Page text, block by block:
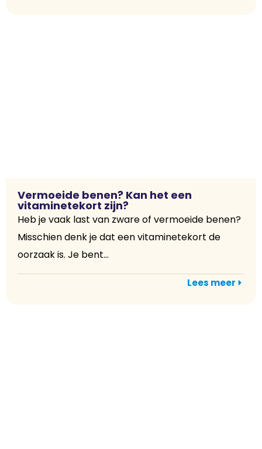
Vermoeide benen? Kan het een
vitaminetekort zijn?
Heb je vaak last van zware of vermoeide benen?
Misschien denk je dat een vitaminetekort de
oorzaak is. Je bent...
Lees meer